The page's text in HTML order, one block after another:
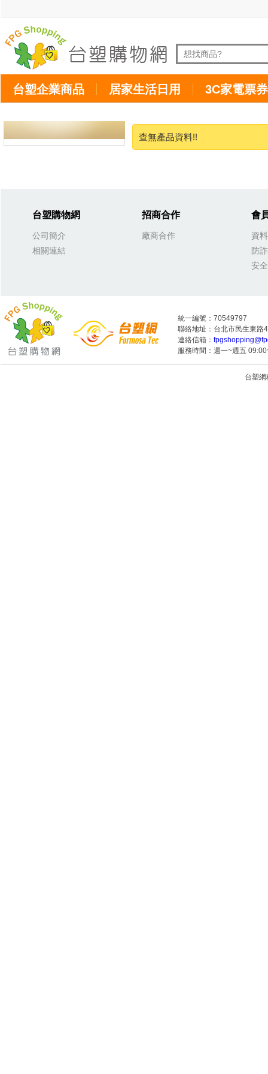
台塑企業商品 居家生活日用 3C家電票券
查無產品資料!!
台塑購物網
公司簡介
相關連結
招商合作
廠商合作
會
資
防
安
統一編號：70549797
聯絡地址：台北市民生東路
連絡信箱：
服務時間：週一~週五
台塑